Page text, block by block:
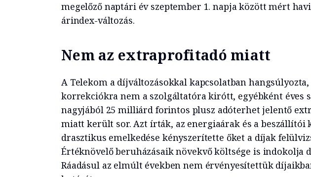
megelőző naptári év szeptember 1. napja között mért
árindex-változás.
Nem az extraprofitadó miatt
A Telekom a díjváltozásokkal kapcsolatban hangsúlyozta,
korrekciókra nem a szolgáltatóra kirótt, egyébként éves
nagyjából 25 milliárd forintos plusz adóterhet jelentő
miatt került sor. Azt írták, az energiaárak és a beszállítói
drasztikus emelkedése kényszerítette őket a díjak
Értéknövelő beruházásaik növekvő költsége is indokolja
Ráadásul az elmúlt években nem érvényesítettük